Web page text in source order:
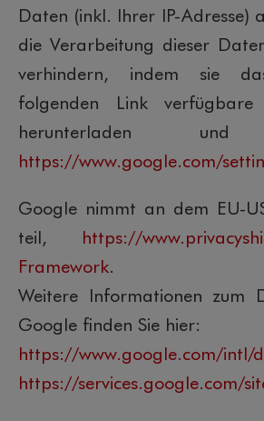
Daten (inkl. Ihrer IP-Adresse)
die Verarbeitung dieser
verhindern, indem sie
folgenden Link verfügbare
herunterladen und
https://www.google.com/
Google nimmt an dem EU-
teil, https://
Framework.
Weitere Informationen zum
Google finden Sie hier:
https://www.google.com/intl/
https://services.google.com/